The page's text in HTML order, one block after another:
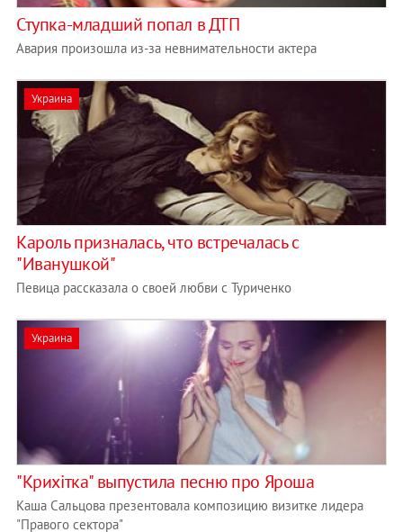
Ступка-младший попал в ДТП
Авария произошла из-за невнимательности актера
Украина
Кароль призналась, что встречалась с
"Иванушкой"
Певица рассказала о своей любви с Туриченко
Украина
"Крихітка" выпустила песню про Яроша
Каша Сальцова презентовала композицию визитке лидера
"Правого сектора"